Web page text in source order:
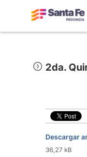
2da.
Descargar
36,27 kB